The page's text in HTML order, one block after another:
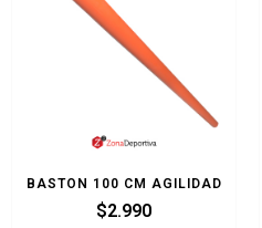
BASTON 100 CM AGILIDAD
$2.990